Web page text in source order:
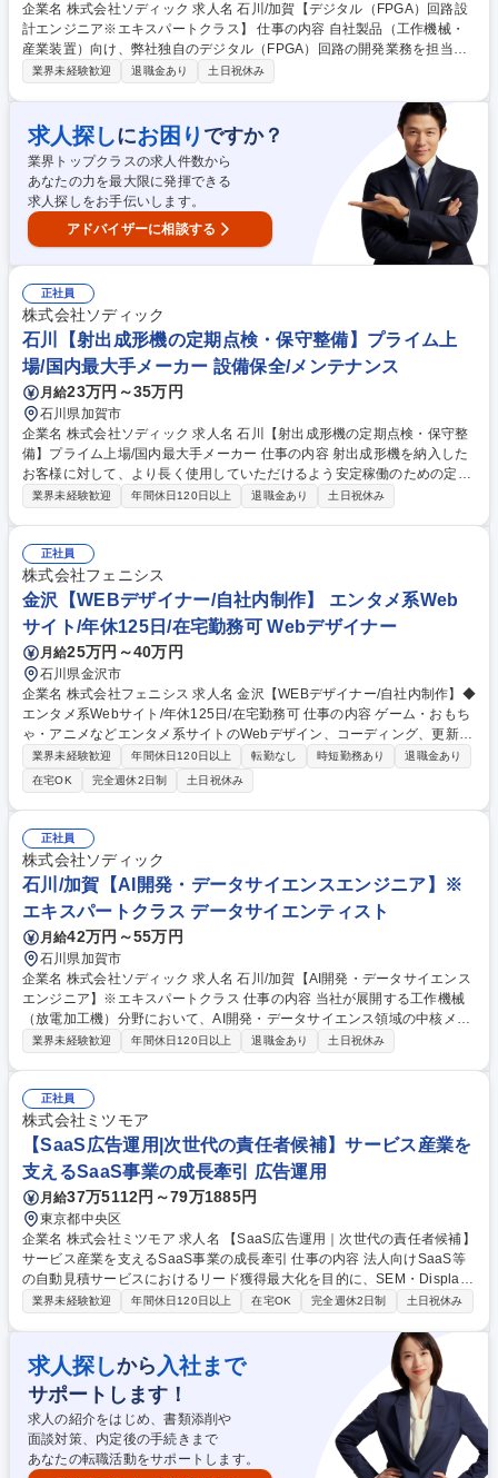
企業名 株式会社ソディック 求人名 石川/加賀【デジタル（FPGA）回路設
計エンジニア※エキスパートクラス】 仕事の内容 自社製品（工作機械・
産業装置）向け、弊社独自のデジタル（FPGA）回路の開発業務を担当し
ていただきます。将来的には、当社の開発指針を決め、主導するようなポ
用したプリント基板の回路設計、SIシミュレーション、試作、BOM作成、
評価、量産化対応 ■エキスパート、リーダーとして部門の取りまとめや後
輩指導、育成 募集職種 石川/加賀【デジタル（FPGA）回路設計エンジニ
ア※エキスパートクラス】
業界未経験歓迎 退職金あり 土日祝休み
求人探しにお困り ですか？
業界トップクラスの求人件数から
あなたの力を最大限に発揮できる
求人探しをお手伝いします。
アドバイザーに相談する
正社員
株式会社ソディック
石川【射出成形機の定期点検・保守整備】プライム上
場/国内最大手メーカー 設備保全/メンテナンス
月給23万円～35万円
石川県加賀市
企業名 株式会社ソディック 求人名 石川【射出成形機の定期点検・保守整
備】プライム上場/国内最大手メーカー 仕事の内容 射出成形機を納入した
お客様に対して、より長く使用していただけるよう安定稼働のための定期
点検及び、分解清掃等の保守整備作業等をおこないます。 ■射出成形機の
張が発生します 【休日・夜間】基本的にはございません 【入社後】加賀
事業所での製造研修、OJT（3～6か月程度） 募集職種 石川【射出成形機
の定期点検・保守整備】プライム上場/国内最大手メーカー
業界未経験歓迎 年間休日120日以上 退職金あり 土日祝休み
正社員
株式会社フェニシス
金沢【WEBデザイナー/自社内制作】 エンタメ系Web
サイト/年休125日/在宅勤務可 Webデザイナー
月給25万円～40万円
石川県金沢市
企業名 株式会社フェニシス 求人名 金沢【WEBデザイナー/自社内制作】◆
エンタメ系Webサイト/年休125日/在宅勤務可 仕事の内容 ゲーム・おもち
ゃ・アニメなどエンタメ系サイトのWebデザイン、コーディング、更新を
担当します。ディレクターと連携し、スキルと知見を活かし、ユーザーに
響く魅力的なサイト制作をお任せします。 ★新規タイトルの立ち上げに関
わる場合もあり、発表に向けた2～3ヶ月の制作期間を経て、リリース後の
運用・更新まで一貫して担当します。トップページのデザイン提案、各コ
ンテンツ制作、その後の管理・更新まで幅広く携わります。国内外で人気
のエンタメコンテンツのプロモーションに関われる環境です。 募集職種
金沢【WEBデザイナー/自社内制作】◆エンタメ系Webサイト/年休125日/
在宅勤務可
業界未経験歓迎 年間休日120日以上 転勤なし 時短勤務あり
退職金あり
在宅OK
完全週休2日制 土日祝休み
正社員
株式会社ソディック
石川/加賀【AI開発・データサイエンスエンジニア】※
エキスパートクラス データサイエンティスト
月給42万円～55万円
石川県加賀市
企業名 株式会社ソディック 求人名 石川/加賀【AI開発・データサイエンス
エンジニア】※エキスパートクラス 仕事の内容 当社が展開する工作機械
（放電加工機）分野において、AI開発・データサイエンス領域の中核メン
バー（エキスパート／リーダークラス）として、ご経験・専門性に応じた
エンス技術の検討・適用 ■データ・ログ等を活用したデータ分析、モデル
構築・評価および実機・製品への反映■開発テーマに応じたアルゴリズム
選定、技術検証、設計部門・制御開発部門との連携■専門領域にとどまら
ず、製品全体を俯瞰した技術判断・最適解の導出 募集職種 石川/加賀【AI
開発・データサイエンスエンジニア】※エキスパートクラス
業界未経験歓迎 年間休日120日以上 退職金あり 土日祝休み
正社員
株式会社ミツモア
【SaaS広告運用|次世代の責任者候補】サービス産業を
支えるSaaS事業の成長牽引 広告運用
月給37万5112円～79万1885円
東京都中央区
企業名 株式会社ミツモア 求人名 【SaaS広告運用｜次世代の責任者候補】
サービス産業を支えるSaaS事業の成長牽引 仕事の内容 法人向けSaaS等
の自動見積サービスにおけるリード獲得最大化を目的に、SEM・Displa
y・SNS・動画広告の運用を軸としたデジタルマーケティング全般を統
splay／SNS／動画広告の戦略設計～運用・改善 ■月間1,000万円超規模ア
カウントのKPI設計・予算管理 ■クリエイティブ制作ディレクション・改
善示唆出し ■LPOの企画立案～実行～効果検証 ■アクセス解析・BIツール
を活用したデータ分析 ■チームマネジメントおよび育成（将来的に責任者
として牽引） 募集職種 【SaaS広告運用｜次世代の責任者候補】サービス
産業を支えるSaaS事業の成長牽引
業界未経験歓迎 年間休日120日以上 在宅OK 完全週休2日制 土日祝休み
求人探しから 入社まで
サポートします！
求人の紹介をはじめ、書類添削や
面談対策、内定後の手続きまで
あなたの転職活動をサポートします。